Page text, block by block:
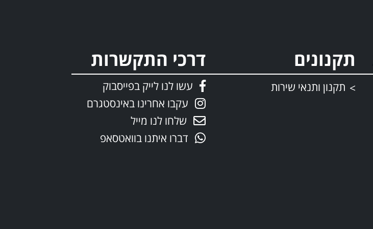
תקנונים
תקנון ותנאי שירות
דרכי התקשרות
עשו לנו לייק בפייסבוק
עקבו אחרינו באינסטגרם
שלחו לנו מייל
דברו איתנו בוואטסאפ